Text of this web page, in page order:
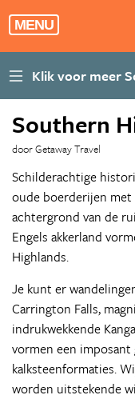
MENU
Southern
door Getaway Travel
Schilderachtige
oude boerderijen
achtergrond van de
Engels akkerland
Highlands.
Je kunt er
Carrington Falls,
indrukwekkende
vormen een
kalksteenformaties.
worden uitstekende